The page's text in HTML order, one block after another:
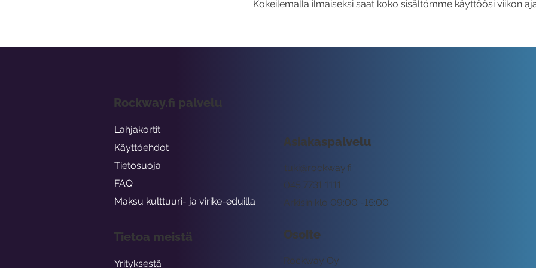
Kokeilemalla ilmaiseksi saat koko sisältömme käyttöösi viikon
Asiakaspalvelu
tuki@rockway.fi
Arkisin klo 09:00 -15:00
045 7731 1111
Osoite
Rockway Oy
Rockway.fi palvelu
Lahjakortit
Käyttöehdot
Tietosuoja
FAQ
Maksu kulttuuri- ja virike-eduilla
Tietoa meistä
Yrityksestä